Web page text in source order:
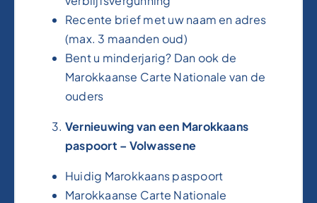
Recente brief met uw naam en adres
(max. 3 maanden oud)
Bent u minderjarig? Dan ook de
Marokkaanse Carte Nationale van de
ouders
Vernieuwing van een Marokkaans
paspoort – Volwassene
Huidig Marokkaans paspoort
Marokkaanse Carte Nationale